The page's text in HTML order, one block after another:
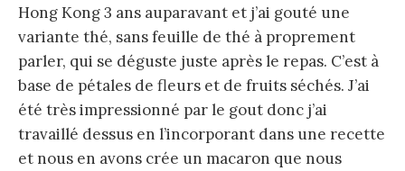
Hong Kong 3 ans auparavant et j’ai gouté une
variante thé, sans feuille de thé à proprement
parler, qui se déguste juste après le repas. C’est à
base de pétales de fleurs et de fruits séchés. J’ai
été très impressionné par le gout donc j’ai
travaillé dessus en l’incorporant dans une recette
et nous en avons crée un macaron que nous